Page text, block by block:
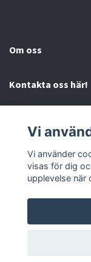
Om oss
Kontakta oss här!
Sociala medier
Vi
Vi använder
visas för dig
upplevelse när